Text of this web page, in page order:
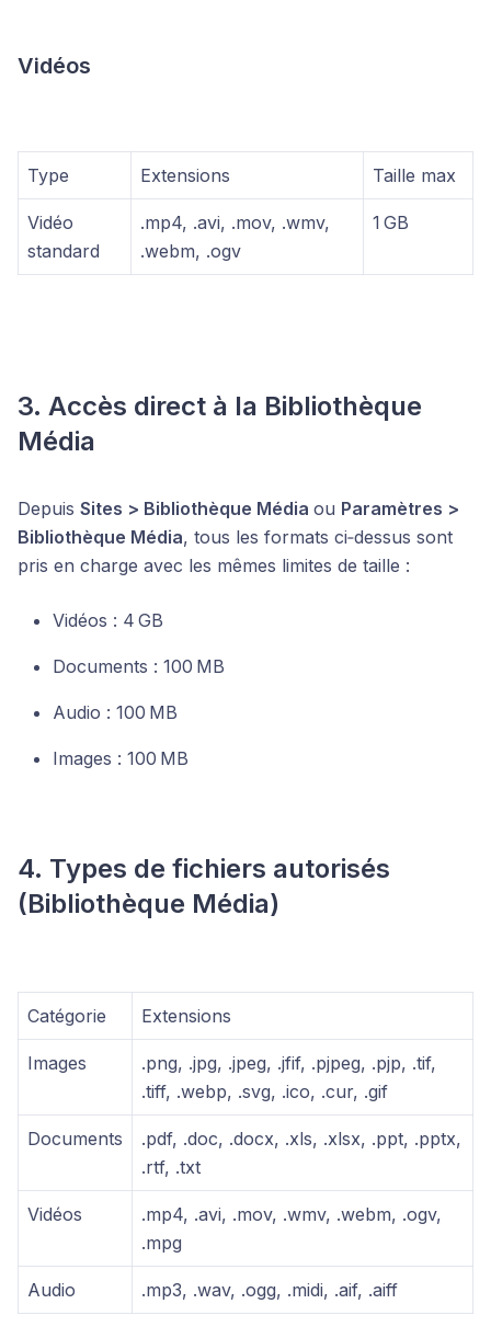
Vidéos
Type Extensions Taille max
Vidéo
standard
.mp4, .avi, .mov, .wmv,
.webm, .ogv
1 GB
3. Accès direct à la Bibliothèque
Média
Depuis Sites > Bibliothèque Média ou Paramètres >
Bibliothèque Média, tous les formats ci‑dessus sont
pris en charge avec les mêmes limites de taille :
Vidéos : 4 GB
Documents : 100 MB
Audio : 100 MB
Images : 100 MB
4. Types de fichiers autorisés
(Bibliothèque Média)
Catégorie Extensions
Images
.png, .jpg, .jpeg, .jfif, .pjpeg, .pjp, .tif,
.tiff, .webp, .svg, .ico, .cur, .gif
Documents
.pdf, .doc, .docx, .xls, .xlsx, .ppt, .pptx,
.rtf, .txt
Vidéos
.mp4, .avi, .mov, .wmv, .webm, .ogv,
.mpg
Audio .mp3, .wav, .ogg, .midi, .aif, .aiff